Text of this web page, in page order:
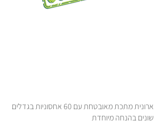
ארונית מתכת מאובטחת עם 60 אחסוניות בגדלים
שונים בהנחה מיוחדת